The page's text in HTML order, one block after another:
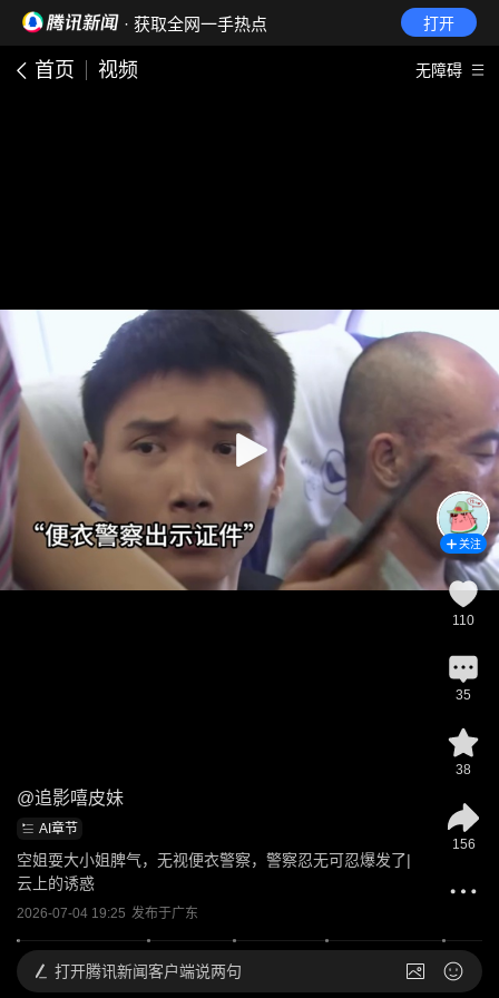
· 获取全网一手热点 打开
首页 视频 无障碍
@追影嘻皮妹
AI章节
空姐耍大小姐脾气，无视便衣警察，警察忍无可忍爆发了|
云上的诱惑
2026-07-04 19:25 发布于广东
关注
110
35
38
156
打开腾讯新闻客户端说两句